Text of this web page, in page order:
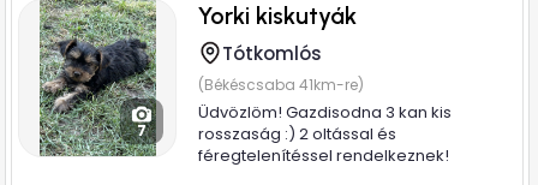
7
Yorki kiskutyák
Tótkomlós
(Békéscsaba 41km-re)
Üdvözlöm! Gazdisodna 3 kan kis
rosszaság :) 2 oltással és
féregtelenítéssel rendelkeznek!